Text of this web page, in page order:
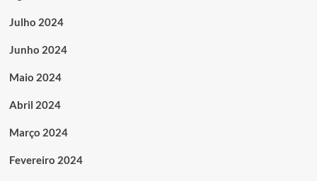
Julho 2024
Junho 2024
Maio 2024
Abril 2024
Março 2024
Fevereiro 2024